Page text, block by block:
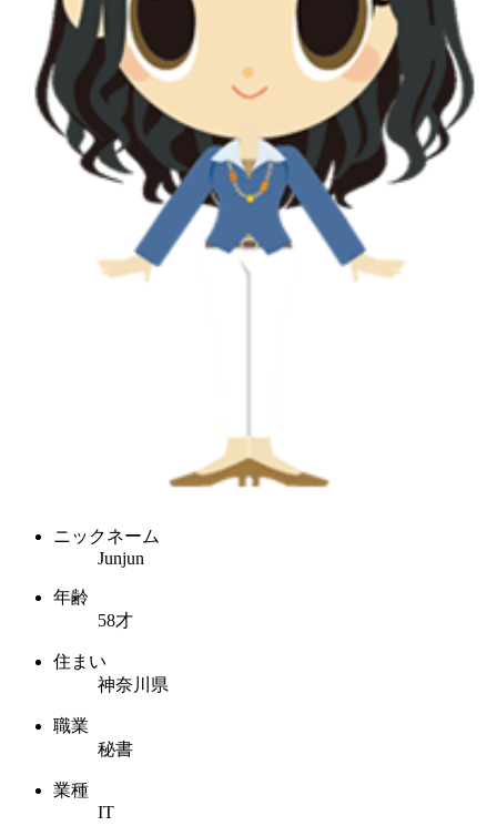
ニックネーム
Junjun
年齢
58才
住まい
神奈川県
職業
秘書
業種
IT